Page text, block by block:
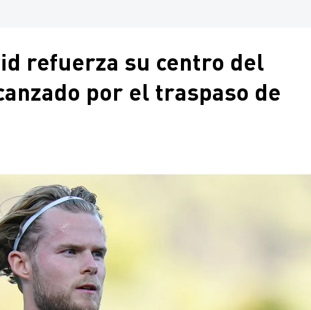
refuerza su centro del
por el traspaso de